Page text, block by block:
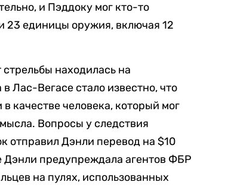
и Пэддоку мог кто-то
23 единицы оружия, включая 12
находилась на
Лас-Вегасе стало известно, что
качестве человека, который мог
Вопросы у следствия
отправил Дэнли перевод на $10
Дэнли предупреждала агентов ФБР
на пулях, использованных